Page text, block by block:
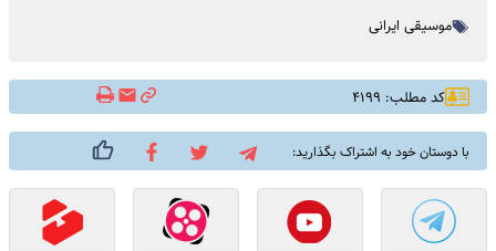
موسیقی ایرانی
کد مطلب: ۴۱۹۹
با دوستان خود به اشتراک بگذارید: